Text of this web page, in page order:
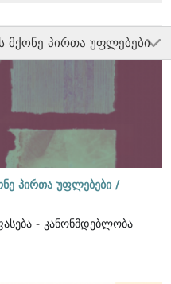
მქონე პირთა უფლებები
პირთა უფლებები /
- კანონმდებლობა